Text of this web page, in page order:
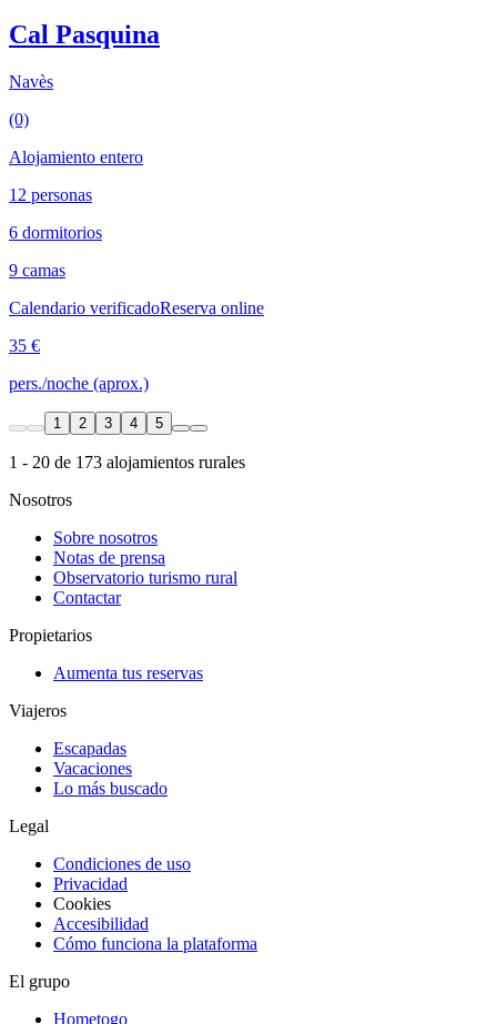
Cal Pasquina
Navès
(0)
Alojamiento entero
12 personas
6 dormitorios
9 camas
Calendario verificadoReserva online
35 €
pers./noche (aprox.)
1 2 3 4 5
1 - 20 de 173 alojamientos rurales
Nosotros
Sobre nosotros
Notas de prensa
Observatorio turismo rural
Contactar
Propietarios
Aumenta tus reservas
Viajeros
Escapadas
Vacaciones
Lo más buscado
Legal
Condiciones de uso
Privacidad
Cookies
Accesibilidad
Cómo funciona la plataforma
El grupo
Hometogo